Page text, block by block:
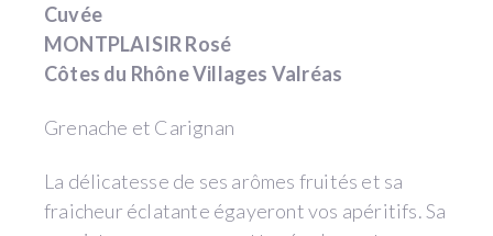
Cuvée
MONTPLAISIR Rosé
Côtes du Rhône Villages Valréas
Grenache et Carignan
La délicatesse de ses arômes fruités et sa
fraicheur éclatante égayeront vos apéritifs. Sa